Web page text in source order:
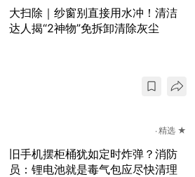
大扫除｜纱窗别直接用水冲！清洁
达人揭“2神物”免拆卸清除灰尘
精选 ★
旧手机摆柜桶犹如定时炸弹？消防
员：锂电池就是毒气包应尽快清理